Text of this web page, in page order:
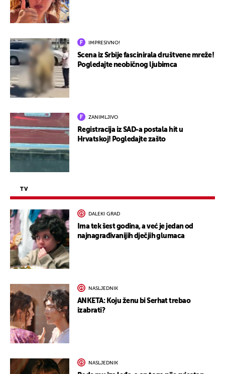
IMPRESIVNO!
Scena iz Srbije fascinirala društvene mreže!
Pogledajte neobičnog ljubimca
ZANIMLJIVO
Registracija iz SAD-a postala hit u
Hrvatskoj! Pogledajte zašto
TV
DALEKI GRAD
Ima tek šest godina, a već je jedan od
najnagrađivanijih dječjih glumaca
NASLJEDNIK
ANKETA: Koju ženu bi Serhat trebao
izabrati?
NASLJEDNIK